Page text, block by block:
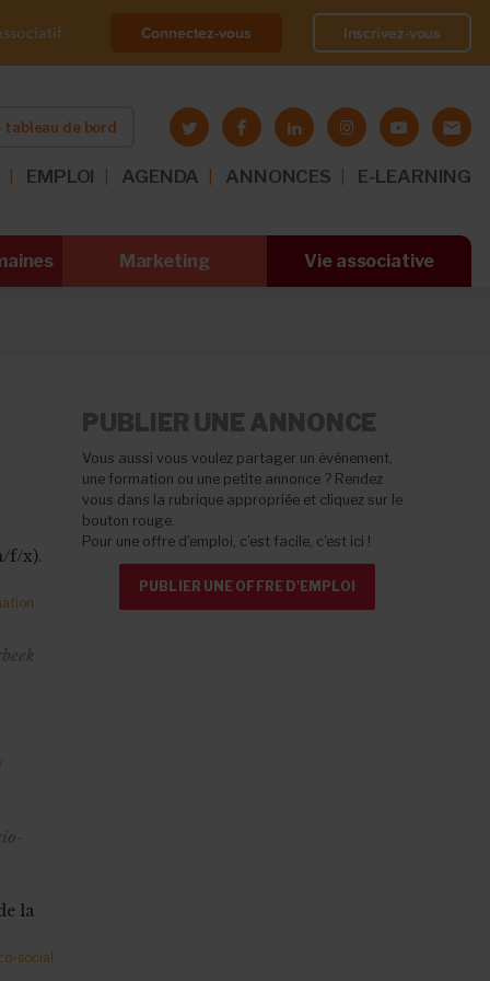
Connectez-vous Inscrivez-vous
tableau de bord
EMPLOI AGENDA ANNONCES E-LEARNING
Marketing Vie associative
f/x).
la
social
PUBLIER UNE ANNONCE
Vous aussi vous voulez partager un événement,
une formation ou une petite annonce ? Rendez
vous dans la rubrique appropriée et cliquez sur le
bouton rouge.
Pour une offre d'emploi, c'est facile, c'est ici !
PUBLIER UNE OFFRE D'EMPLOI